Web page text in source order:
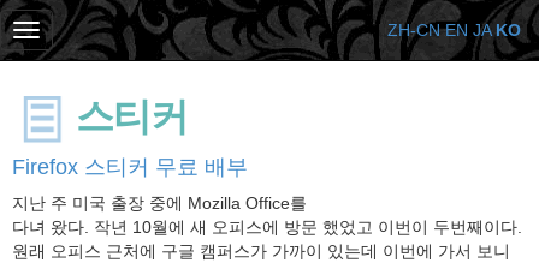
스티커
Firefox 스티커 무료 배부
지난 주 미국 출장 중에 Mozilla Office를
다녀 왔다. 작년 10월에 새 오피스에 방문 했었고 이번이 두번째이다.
원래 오피스 근처에 구글 캠퍼스가 가까이 있는데 이번에 가서 보니
ZH-CN EN JA KO